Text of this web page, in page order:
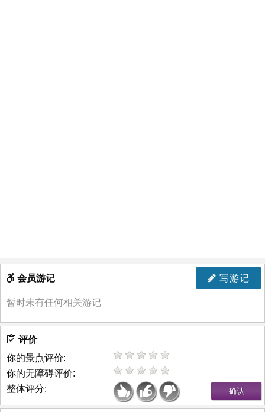
写游记
会员游记
暂时未有任何相关游记
评价
你的景点评价:
你的无障碍评价:
整体评分: